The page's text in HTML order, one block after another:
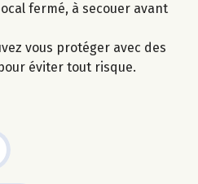
fermé, à secouer avant
vous protéger avec des
éviter tout risque.